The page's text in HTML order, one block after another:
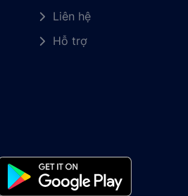
Liên hệ
Hỗ trợ